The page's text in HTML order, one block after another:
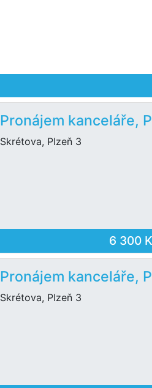
Pronájem kanceláře,
Skrétova, Plzeň 3
6 300
Pronájem kanceláře,
Skrétova, Plzeň 3